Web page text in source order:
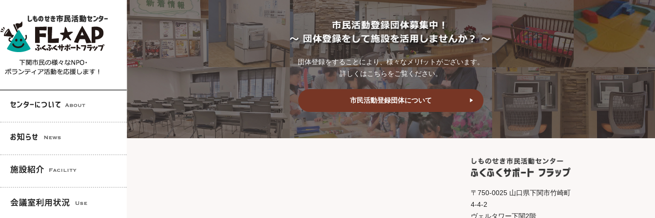
団体登録をすることにより、様々なメリfットがございます。
詳しくはこちらをご覧ください。
市民活動登録団体について
〒750-0025 山口県下関市竹崎町
4-4-2
ヴェルタワー下関2階